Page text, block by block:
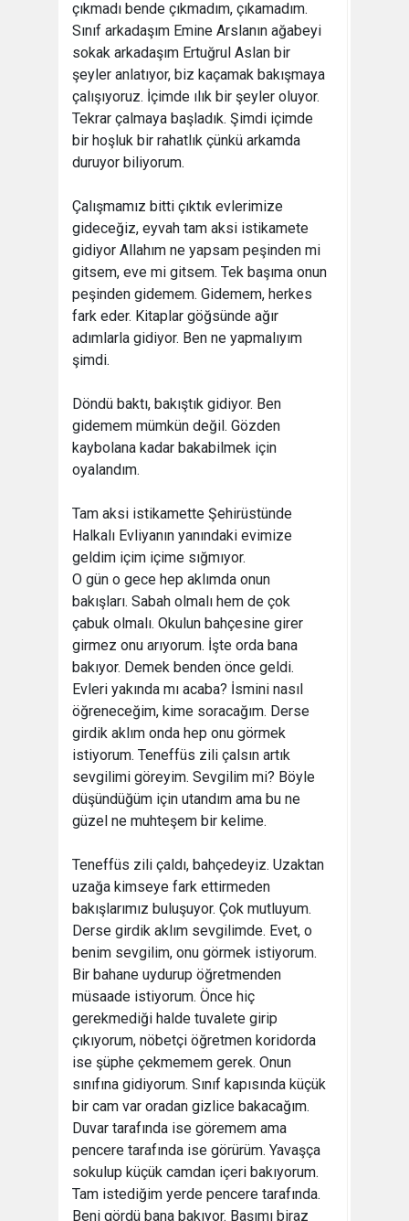
çıkmadı bende çıkmadım, çıkamadım.
Sınıf arkadaşım Emine Arslanın ağabeyi
sokak arkadaşım Ertuğrul Aslan bir
şeyler anlatıyor, biz kaçamak bakışmaya
çalışıyoruz. İçimde ılık bir şeyler oluyor.
Tekrar çalmaya başladık. Şimdi içimde
bir hoşluk bir rahatlık çünkü arkamda
duruyor biliyorum.
Çalışmamız bitti çıktık evlerimize
gideceğiz, eyvah tam aksi istikamete
gidiyor Allahım ne yapsam peşinden mi
gitsem, eve mi gitsem. Tek başıma onun
peşinden gidemem. Gidemem, herkes
fark eder. Kitaplar göğsünde ağır
adımlarla gidiyor. Ben ne yapmalıyım
şimdi.
Döndü baktı, bakıştık gidiyor. Ben
gidemem mümkün değil. Gözden
kaybolana kadar bakabilmek için
oyalandım.
Tam aksi istikamette Şehirüstünde
Halkalı Evliyanın yanındaki evimize
geldim içim içime sığmıyor.
O gün o gece hep aklımda onun
bakışları. Sabah olmalı hem de çok
çabuk olmalı. Okulun bahçesine girer
girmez onu arıyorum. İşte orda bana
bakıyor. Demek benden önce geldi.
Evleri yakında mı acaba? İsmini nasıl
öğreneceğim, kime soracağım. Derse
girdik aklım onda hep onu görmek
istiyorum. Teneffüs zili çalsın artık
sevgilimi göreyim. Sevgilim mi? Böyle
düşündüğüm için utandım ama bu ne
güzel ne muhteşem bir kelime.
Teneffüs zili çaldı, bahçedeyiz. Uzaktan
uzağa kimseye fark ettirmeden
bakışlarımız buluşuyor. Çok mutluyum.
Derse girdik aklım sevgilimde. Evet, o
benim sevgilim, onu görmek istiyorum.
Bir bahane uydurup öğretmenden
müsaade istiyorum. Önce hiç
gerekmediği halde tuvalete girip
çıkıyorum, nöbetçi öğretmen koridorda
ise şüphe çekmemem gerek. Onun
sınıfına gidiyorum. Sınıf kapısında küçük
bir cam var oradan gizlice bakacağım.
Duvar tarafında ise göremem ama
pencere tarafında ise görürüm. Yavaşça
sokulup küçük camdan içeri bakıyorum.
Tam istediğim yerde pencere tarafında.
Beni gördü bana bakıyor. Başımı biraz